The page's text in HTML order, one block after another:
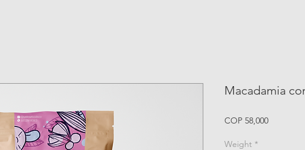
Macadamia
COP 58,000Price
Weight *